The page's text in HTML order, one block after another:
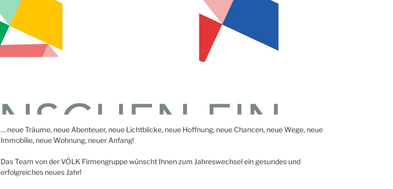
… neue Träume, neue Abenteuer, neue Lichtblicke, neue Hoffnung, neue Chancen, neue Wege, neue
Immobilie, neue Wohnung, neuer Anfang!
Das Team von der VÖLK Firmengruppe wünscht Ihnen zum Jahreswechsel ein gesundes und
erfolgreiches neues Jahr!